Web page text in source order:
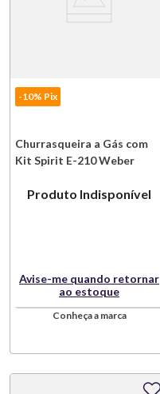
-10% Pix
Churrasqueira a Gás com
Kit Spirit E-210 Weber
Produto Indisponível
Avise-me quando retornar
ao estoque
Conheça a marca